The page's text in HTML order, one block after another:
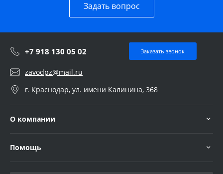
Задать вопрос
+7 918 130 05 02 Заказать звонок
zavodpz@mail.ru
г. Краснодар, ул. имени Калинина, 368
О компании
Помощь